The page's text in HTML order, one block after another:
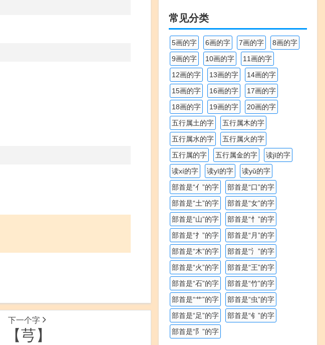
下一个字
【芎】
常见分类
5画的字 6画的字 7画的字
8画的字
9画的字
10画的字
11画的字
12画的字
13画的字
14画的字
15画的字
16画的字
17画的字
18画的字
19画的字
20画的字
五行属土的字
五行属木的字
五行属水的字
五行属火的字
五行属的字
五行属金的字
读jī的字
读xí的字
读yī的字
读yǔ的字
部首是“亻”的字
部首是“口”的字
部首是“土”的字
部首是“女”的字
部首是“山”的字
部首是“忄”的字
部首是“扌”的字
部首是“月”的字
部首是“木”的字
部首是“氵”的字
部首是“火”的字
部首是“王”的字
部首是“石”的字
部首是“竹”的字
部首是“艹”的字
部首是“虫”的字
部首是“足”的字
部首是“钅”的字
部首是“阝”的字